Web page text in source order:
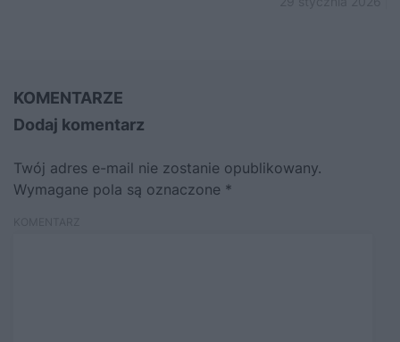
KOMENTARZE
Dodaj komentarz
Twój adres e-mail nie zostanie opublikowany.
Wymagane pola są oznaczone *